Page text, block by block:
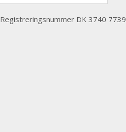
Registreringsnummer DK 3740 7739